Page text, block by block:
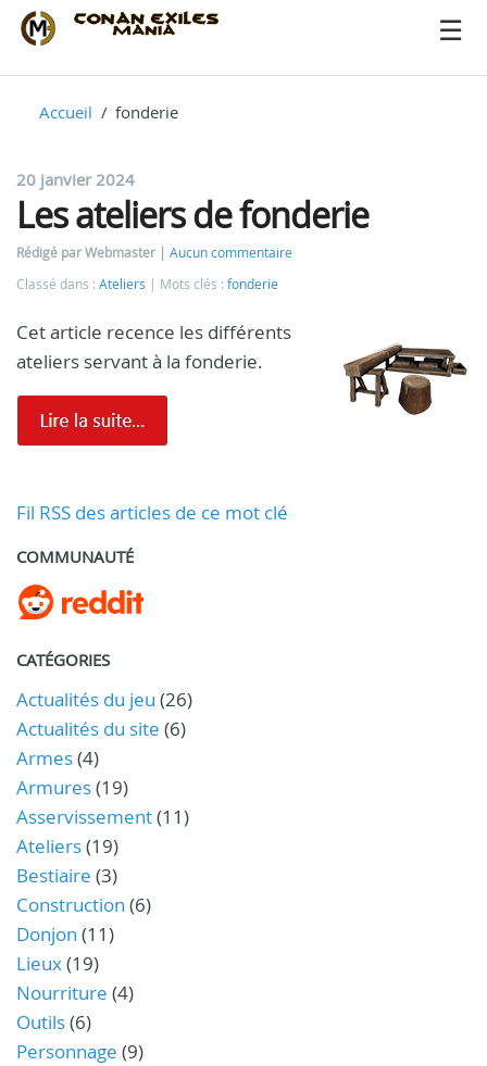
Accueil fonderie
20 janvier 2024
Les ateliers de fonderie
Rédigé par Webmaster
Aucun commentaire
Classé dans : Ateliers Mots clés : fonderie
Cet article recence les différents
ateliers servant à la fonderie.
Fil RSS des articles de ce mot clé
COMMUNAUTÉ
CATÉGORIES
Actualités du jeu (26)
Actualités du site (6)
Armes(4)
Armures(19)
Asservissement(11)
Ateliers(19)
Bestiaire (3)
Construction (6)
Donjon (11)
Lieux(19)
Nourriture (4)
Outils(6)
Personnage (9)